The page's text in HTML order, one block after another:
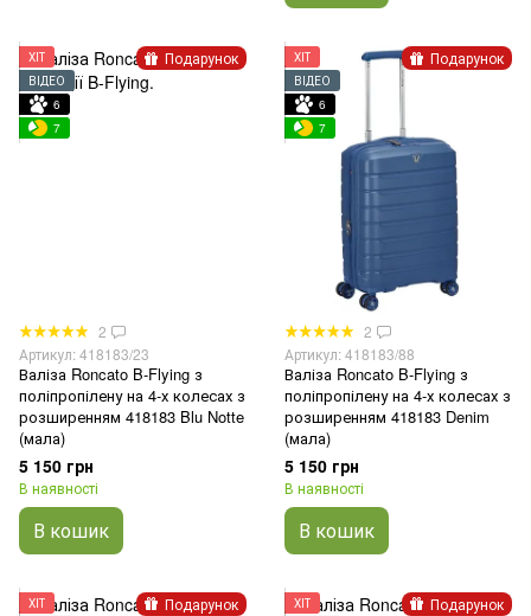
Подарунок
ХІТ
ВІДЕО
6
7
2
Артикул: 418183/23
Валіза Roncato B-Flying з
поліпропілену на 4-х колесах з
розширенням 418183 Blu Notte
(мала)
5 150 грн
В наявності
В кошик
Подарунок
ХІТ
ВІДЕО
6
7
2
Артикул: 418183/88
Валіза Roncato B-Flying з
поліпропілену на 4-х колесах з
розширенням 418183 Denim
(мала)
5 150 грн
В наявності
В кошик
Подарунок
ХІТ
Подарунок
ХІТ